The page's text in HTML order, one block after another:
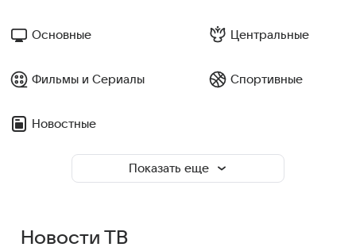
Основные Центральные
Фильмы и Сериалы Спортивные
Новостные
Показать еще
Новости ТВ